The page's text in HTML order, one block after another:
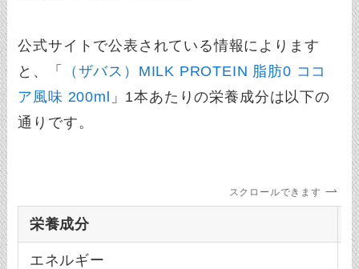
公式サイトで公表されている情報によります
と、「
（ザバス）MILK PROTEIN 脂肪0 ココ
ア風味 200ml 」1本あたりの栄養成分は以下の
通りです。
スクロールできます
栄養成分
エネルギー